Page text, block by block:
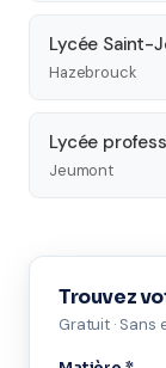
Lycée Saint-
Hazebrouck
Lycée
Jeumont
Trouvez
Gratuit · Sans